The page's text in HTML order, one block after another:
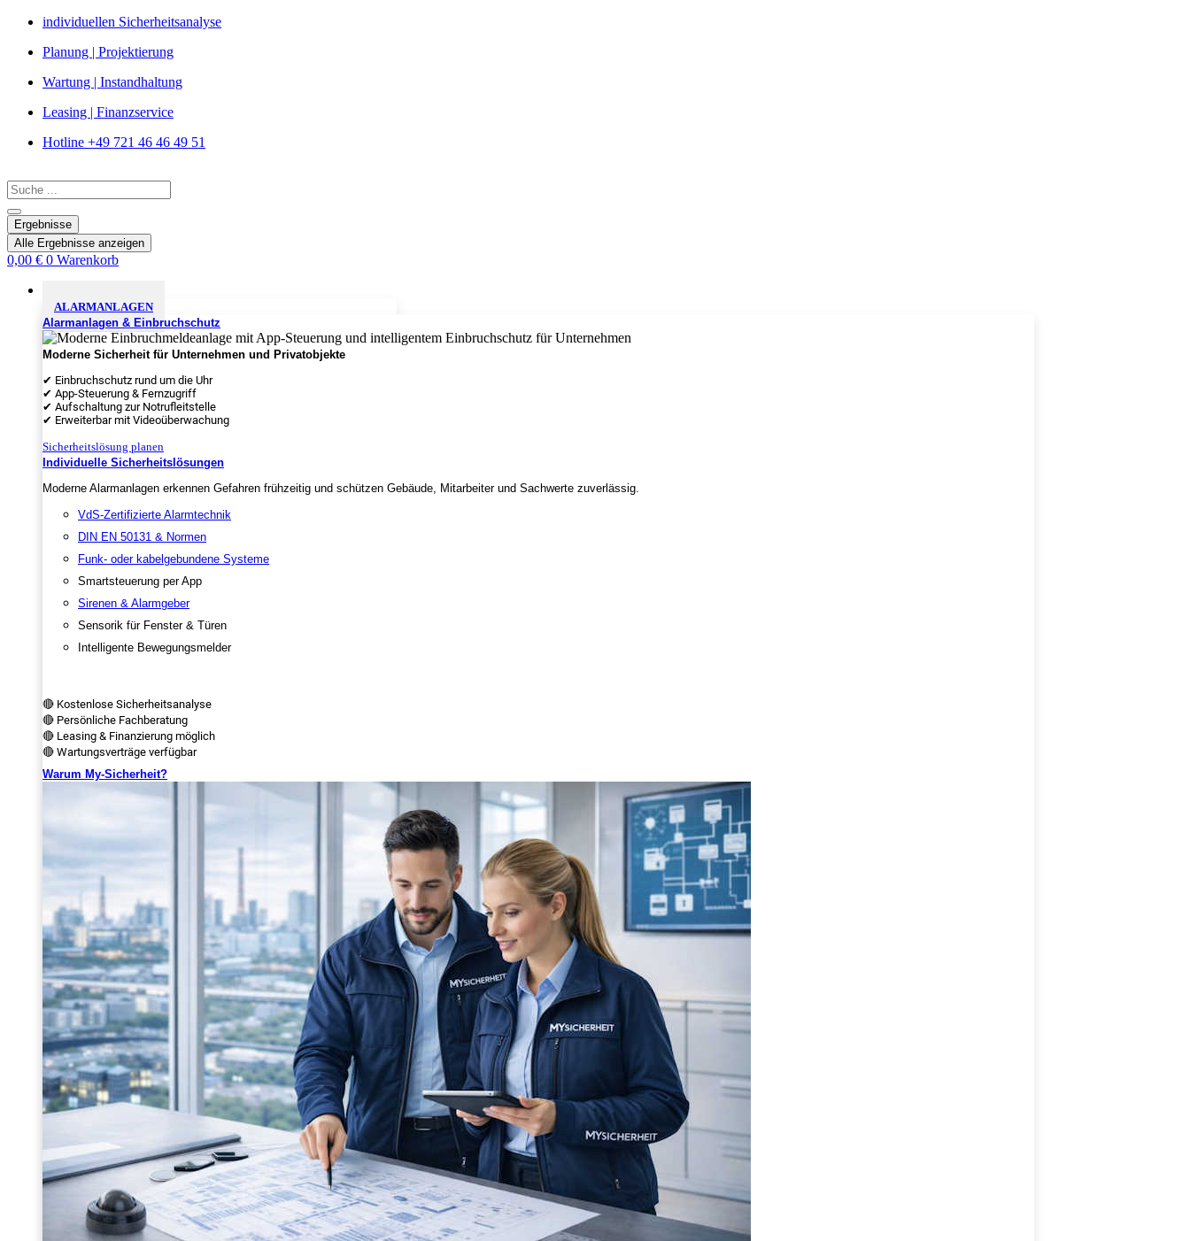
Zum
springen
individuellen Sicherheitsanalyse
Planung | Projektierung
Wartung | Instandhaltung
Leasing | Finanzservice
Hotline +49 721 46 46 49 51
Search
...
Ergebnisse
Alle Ergebnisse anzeigen
0,00 € 0 Warenkorb
ALARMANLAGEN
Alarmanlagen & Einbruchschutz
Moderne Sicherheit für Unternehmen und Privatobjekte
✔ Einbruchschutz rund um die Uhr
✔ App-Steuerung & Fernzugriff
✔ Aufschaltung zur Notrufleitstelle
✔ Erweiterbar mit Videoüberwachung
Sicherheitslösung planen
Individuelle Sicherheitslösungen
Moderne Alarmanlagen erkennen Gefahren frühzeitig und schützen Gebäude, Mitarbeiter und Sachwerte zuverlässig.
VdS-Zertifizierte Alarmtechnik
DIN EN 50131 & Normen
Funk- oder kabelgebundene Systeme
Smartsteuerung per App
Sirenen & Alarmgeber
Sensorik für Fenster & Türen
Intelligente Bewegungsmelder
🔴 Kostenlose Sicherheitsanalyse
🔴 Persönliche Fachberatung
🔴 Leasing & Finanzierung möglich
🔴 Wartungsverträge verfügbar
Warum My-Sicherheit?